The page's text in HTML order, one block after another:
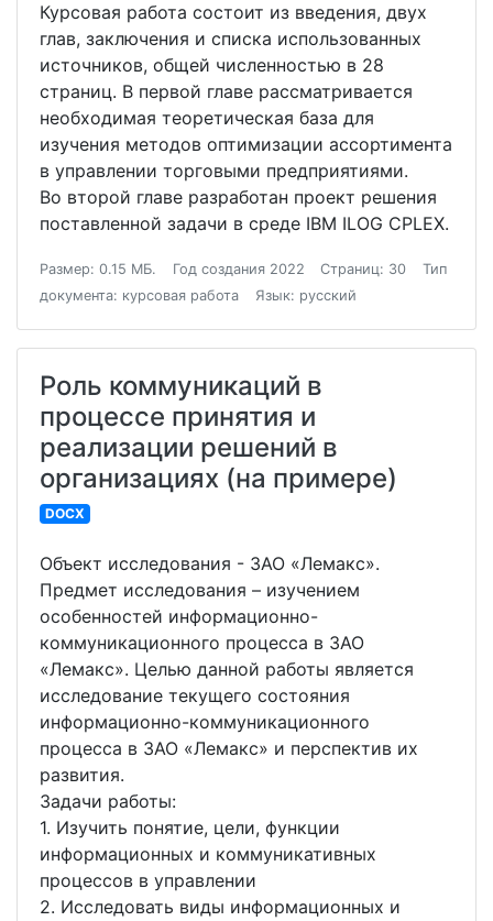
Курсовая работа состоит из введения, двух
глав, заключения и списка использованных
источников, общей численностью в 28
страниц. В первой главе рассматривается
необходимая теоретическая база для
изучения методов оптимизации ассортимента
в управлении торговыми предприятиями.
Во второй главе разработан проект решения
поставленной задачи в среде IBM ILOG CPLEX.
Размер: 0.15 МБ. Год создания 2022 Страниц: 30
Тип
документа: курсовая работа
Язык: русский
Роль коммуникаций в
процессе принятия и
реализации решений в
организациях (на примере)
DOCX
Объект исследования - ЗАО «Лемакс».
Предмет исследования – изучением
особенностей информационно-
коммуникационного процесса в ЗАО
«Лемакс». Целью данной работы является
исследование текущего состояния
информационно-коммуникационного
процесса в ЗАО «Лемакс» и перспектив их
развития.
Задачи работы:
1. Изучить понятие, цели, функции
информационных и коммуникативных
процессов в управлении
2. Исследовать виды информационных и